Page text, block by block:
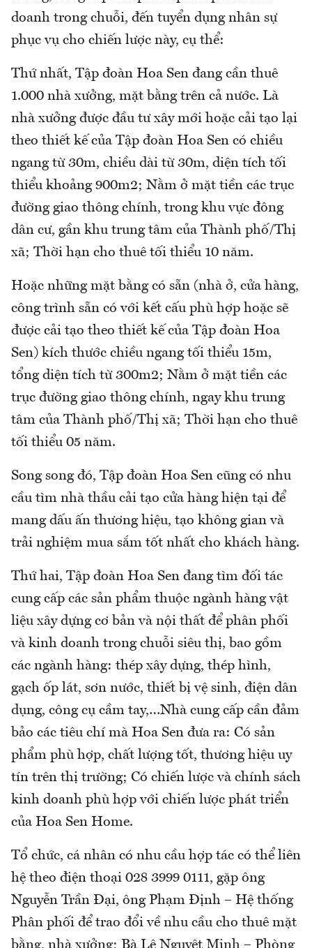
doanh trong chuỗi, đến tuyển dụng nhân sự
phục vụ cho chiến lược này, cụ thể:
Thứ nhất, Tập đoàn Hoa Sen đang cần thuê
1.000 nhà xưởng, mặt bằng trên cả nước. Là
nhà xưởng được đầu tư xây mới hoặc cải tạo lại
theo thiết kế của Tập đoàn Hoa Sen có chiều
ngang từ 30m, chiều dài từ 30m, diện tích tối
thiểu khoảng 900m2; Nằm ở mặt tiền các trục
đường giao thông chính, trong khu vực đông
dân cư, gần khu trung tâm của Thành phố/Thị
xã; Thời hạn cho thuê tối thiểu 10 năm.
Hoặc những mặt bằng có sẵn (nhà ở, cửa hàng,
công trình sẵn có với kết cấu phù hợp hoặc sẽ
được cải tạo theo thiết kế của Tập đoàn Hoa
Sen) kích thước chiều ngang tối thiểu 15m,
tổng diện tích từ 300m2; Nằm ở mặt tiền các
trục đường giao thông chính, ngay khu trung
tâm của Thành phố/Thị xã; Thời hạn cho thuê
tối thiểu 05 năm.
Song song đó, Tập đoàn Hoa Sen cũng có nhu
cầu tìm nhà thầu cải tạo cửa hàng hiện tại để
mang dấu ấn thương hiệu, tạo không gian và
trải nghiệm mua sắm tốt nhất cho khách hàng.
Thứ hai, Tập đoàn Hoa Sen đang tìm đối tác
cung cấp các sản phẩm thuộc ngành hàng vật
liệu xây dựng cơ bản và nội thất để phân phối
và kinh doanh trong chuỗi siêu thị, bao gồm
các ngành hàng: thép xây dựng, thép hình,
gạch ốp lát, sơn nước, thiết bị vệ sinh, điện dân
dụng, công cụ cầm tay,…Nhà cung cấp cần đảm
bảo các tiêu chí mà Hoa Sen đưa ra: Có sản
phẩm phù hợp, chất lượng tốt, thương hiệu uy
tín trên thị trường; Có chiến lược và chính sách
kinh doanh phù hợp với chiến lược phát triển
của Hoa Sen Home.
Tổ chức, cá nhân có nhu cầu hợp tác có thể liên
hệ theo điện thoại 028 3999 0111, gặp ông
Nguyễn Trần Đại, ông Phạm Định – Hệ thống
Phân phối để trao đổi về nhu cầu cho thuê mặt